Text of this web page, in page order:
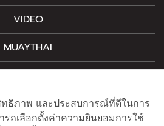
VIDEO
MUAYTHAI
CONTACT
ทธิภาพ และประสบการณ์ที่ดีในการ
ถเลือกตั้งค่าความยินยอมการใช้